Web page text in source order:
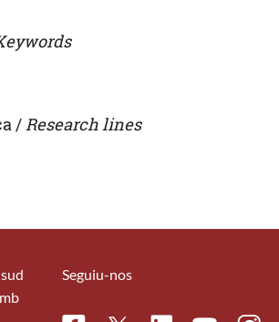
/ Research lines
Seguiu-nos